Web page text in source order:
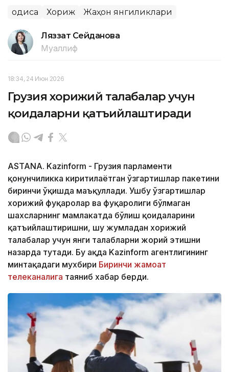
Ҳодиса Хориж Жаҳон янгиликлари
Ляззат Сейданова
Муаллиф
18:34, 24 Июн 2026
Грузия хорижий талабалар учун
қоидаларни қатъийлаштиради
ASTANA. Kazinform - Грузия парламенти
қонунчиликка киритилаётган ўзгартишлар пакетини
биринчи ўқишда маъқуллади. Ушбу ўзгартишлар
хорижий фуқаролар ва фуқаролиги бўлмаган
шахсларнинг мамлакатда бўлиш қоидаларини
қатъийлаштиришни, шу жумладан хорижий
талабалар учун янги талабларни жорий этишни
назарда тутади. Бу ҳақда Kazinform агентлигининг
минтақадаги мухбири Биринчи жамоат
телеканалига таяниб хабар берди.